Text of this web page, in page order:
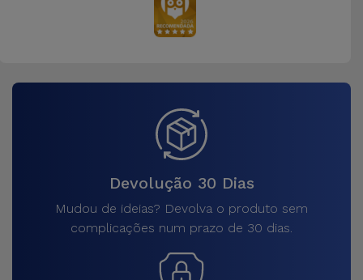
Devolução 30 Dias
Mudou de ideias? Devolva o produto sem
complicações num prazo de 30 dias.